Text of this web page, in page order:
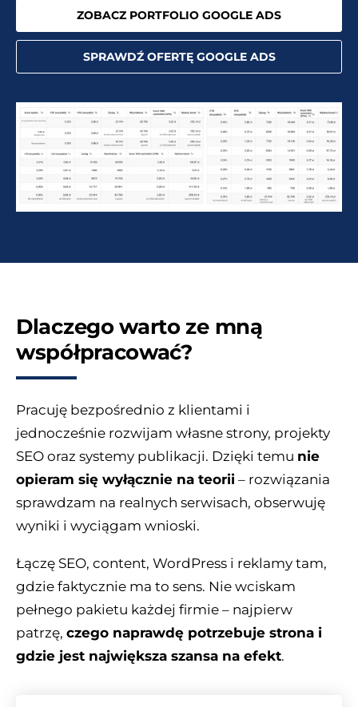
ZOBACZ PORTFOLIO GOOGLE ADS
SPRAWDŹ OFERTĘ GOOGLE ADS
Dlaczego warto ze mną
współpracować?
Pracuję bezpośrednio z klientami i
jednocześnie rozwijam własne strony, projekty
SEO oraz systemy publikacji. Dzięki temu nie
opieram się wyłącznie na teorii – rozwiązania
sprawdzam na realnych serwisach, obserwuję
wyniki i wyciągam wnioski.
Łączę SEO, content, WordPress i reklamy tam,
gdzie faktycznie ma to sens. Nie wciskam
pełnego pakietu każdej firmie – najpierw
patrzę, czego naprawdę potrzebuje strona i
gdzie jest największa szansa na efekt.